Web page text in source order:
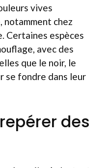
vives
chez
Certaines espèces
avec des
que le noir, le
se fondre dans leur
des